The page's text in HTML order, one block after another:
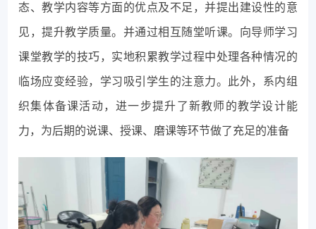
态、教学内容等方面的优点及不足，并提出建设性的意
见，提升教学质量。并通过相互随堂听课。向导师学习
课堂教学的技巧，实地积累教学过程中处理各种情况的
临场应变经验，学习吸引学生的注意力。此外，系内组
织集体备课活动，进一步提升了新教师的教学设计能
力，为后期的说课、授课、磨课等环节做了充足的准备